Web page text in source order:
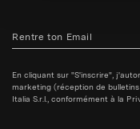
En cliquant sur "S'inscrire",
marketing (réception de
Italia S.r.l., conformément à la